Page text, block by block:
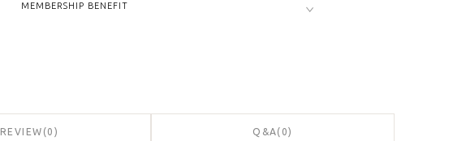
MEMBERSHIP BENEFIT
REVIEW (0 ) Q&A(0)